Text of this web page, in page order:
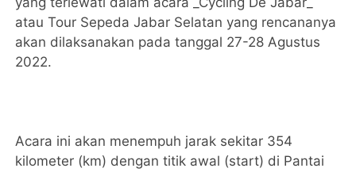
atau Tour Sepeda Jabar Selatan yang rencananya
akan dilaksanakan pada tanggal 27-28 Agustus
2022.
Acara ini akan menempuh jarak sekitar 354
kilometer (km) dengan titik awal (start) di Pantai